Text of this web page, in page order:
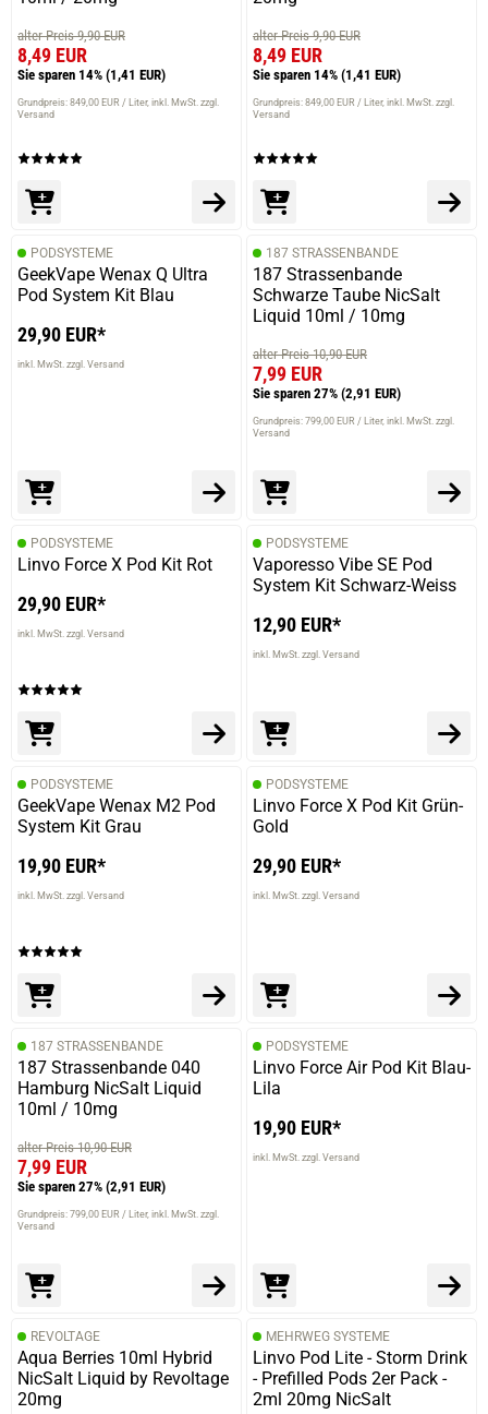
alter Preis 9,90 EUR
8,49 EUR
Sie sparen 14% (1,41 EUR)
Grundpreis: 849,00 EUR / Liter inkl. MwSt. zzgl.
Versand
alter Preis 9,90 EUR
8,49 EUR
Sie sparen 14% (1,41 EUR)
Grundpreis: 849,00 EUR / Liter inkl. MwSt. zzgl.
Versand
PODSYSTEME
GeekVape Wenax Q Ultra
Pod System Kit Blau
29,90 EUR*
inkl. MwSt. zzgl. Versand
187 STRASSENBANDE
187 Strassenbande
Schwarze Taube NicSalt
Liquid 10ml / 10mg
alter Preis 10,90 EUR
7,99 EUR
Sie sparen 27% (2,91 EUR)
Grundpreis: 799,00 EUR / Liter inkl. MwSt. zzgl.
Versand
PODSYSTEME
Linvo Force X Pod Kit Rot
29,90 EUR*
inkl. MwSt. zzgl. Versand
PODSYSTEME
Vaporesso Vibe SE Pod
System Kit Schwarz-Weiss
12,90 EUR*
inkl. MwSt. zzgl. Versand
PODSYSTEME
GeekVape Wenax M2 Pod
System Kit Grau
19,90 EUR*
inkl. MwSt. zzgl. Versand
PODSYSTEME
Linvo Force X Pod Kit Grün-
Gold
29,90 EUR*
inkl. MwSt. zzgl. Versand
187 STRASSENBANDE
187 Strassenbande 040
Hamburg NicSalt Liquid
10ml / 10mg
alter Preis 10,90 EUR
7,99 EUR
Sie sparen 27% (2,91 EUR)
Grundpreis: 799,00 EUR / Liter inkl. MwSt. zzgl.
Versand
PODSYSTEME
Linvo Force Air Pod Kit Blau-
Lila
19,90 EUR*
inkl. MwSt. zzgl. Versand
REVOLTAGE
Aqua Berries 10ml Hybrid
NicSalt Liquid by Revoltage
20mg
MEHRWEG SYSTEME
Linvo Pod Lite - Storm Drink
- Prefilled Pods 2er Pack -
2ml 20mg NicSalt